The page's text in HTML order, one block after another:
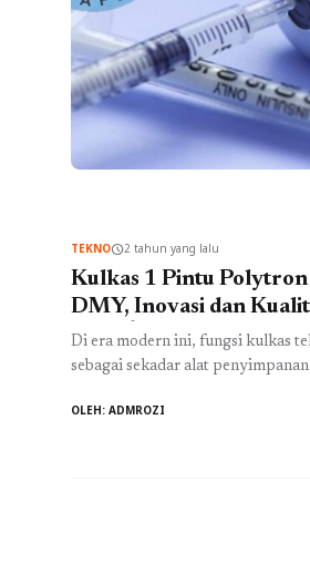
TEKNOschedule2 tahun yang lalu
Kulkas 1 Pintu
DMY, Inovasi dan
LamaÂ
Di era modern ini, fungsi kulkas
sebagai sekadar alat
gaya hidup sehat dan efisien,
OLEH: ADMROZI